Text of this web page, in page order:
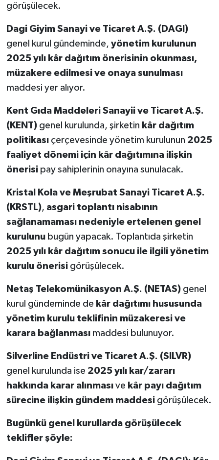
görüşülecek.
Dagi Giyim Sanayi ve Ticaret A.Ş. (DAGI)
genel kurul gündeminde, yönetim kurulunun
2025 yılı kâr dağıtım önerisinin okunması,
müzakere edilmesi ve onaya sunulması
maddesi yer alıyor.
Kent Gıda Maddeleri Sanayii ve Ticaret A.Ş.
(KENT)genel kurulunda, şirketin kâr dağıtım
politikasıçerçevesinde yönetim kurulunun 2025
faaliyet dönemi için kâr dağıtımına ilişkin
önerisipay sahiplerinin onayına sunulacak.
Kristal Kola ve Meşrubat Sanayi Ticaret A.Ş.
(KRSTL), asgari toplantı nisabının
sağlanamaması nedeniyle ertelenen genel
kurulunubugün yapacak. Toplantıda şirketin
2025 yılı kâr dağıtım sonucu ile ilgili yönetim
kurulu önerisigörüşülecek.
Netaş Telekomünikasyon A.Ş. (NETAS)genel
kurul gündeminde de kâr dağıtımı hususunda
yönetim kurulu teklifinin müzakeresi ve
karara bağlanmasımaddesi bulunuyor.
Silverline Endüstri ve Ticaret A.Ş. (SILVR)
genel kurulunda ise 2025 yılı kar/zararı
hakkında karar alınmasıve kâr payı dağıtım
sürecine ilişkin gündem maddesigörüşülecek.
Bugünkü genel kurullarda görüşülecek
teklifler şöyle: